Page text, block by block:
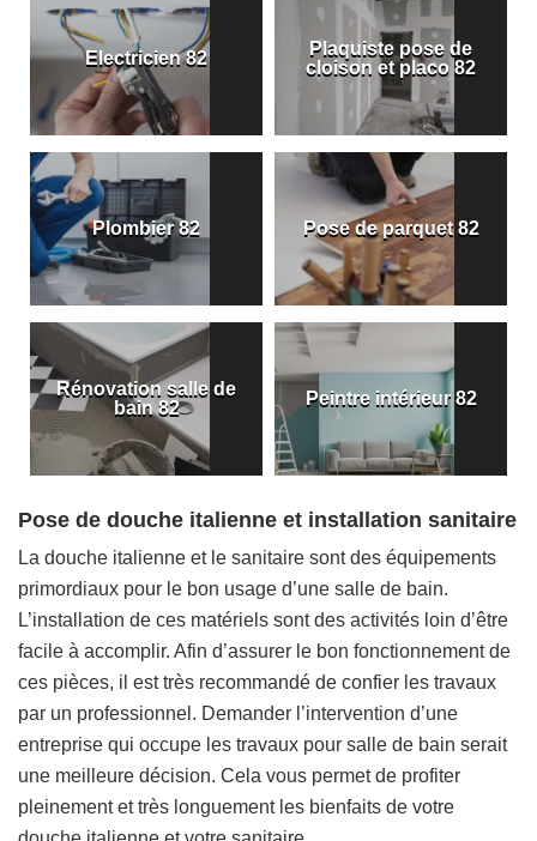
Electricien 82
Plaquiste pose de
cloison et placo 82
Plombier 82 Pose de parquet 82
Rénovation salle de
bain 82
Peintre intérieur 82
Pose de douche italienne et installation sanitaire
La douche italienne et le sanitaire sont des équipements
primordiaux pour le bon usage d’une salle de bain.
L’installation de ces matériels sont des activités loin d’être
facile à accomplir. Afin d’assurer le bon fonctionnement de
ces pièces, il est très recommandé de confier les travaux
par un professionnel. Demander l’intervention d’une
entreprise qui occupe les travaux pour salle de bain serait
une meilleure décision. Cela vous permet de profiter
pleinement et très longuement les bienfaits de votre